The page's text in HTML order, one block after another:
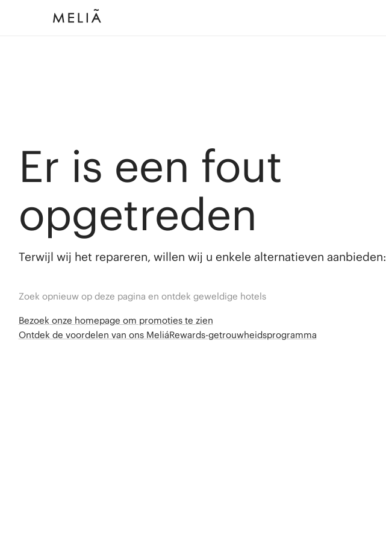
Er is een fout
opgetreden
Terwijl wij het repareren, willen wij u enkele alternatieven aanbieden:
Zoek opnieuw op deze pagina en ontdek geweldige hotels
Bezoek onze homepage om promoties te zien
Ontdek de voordelen van ons MeliáRewards-getrouwheidsprogramma